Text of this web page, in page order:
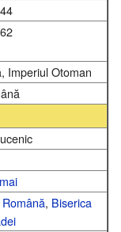
Imperiul Otoman
, Biserica